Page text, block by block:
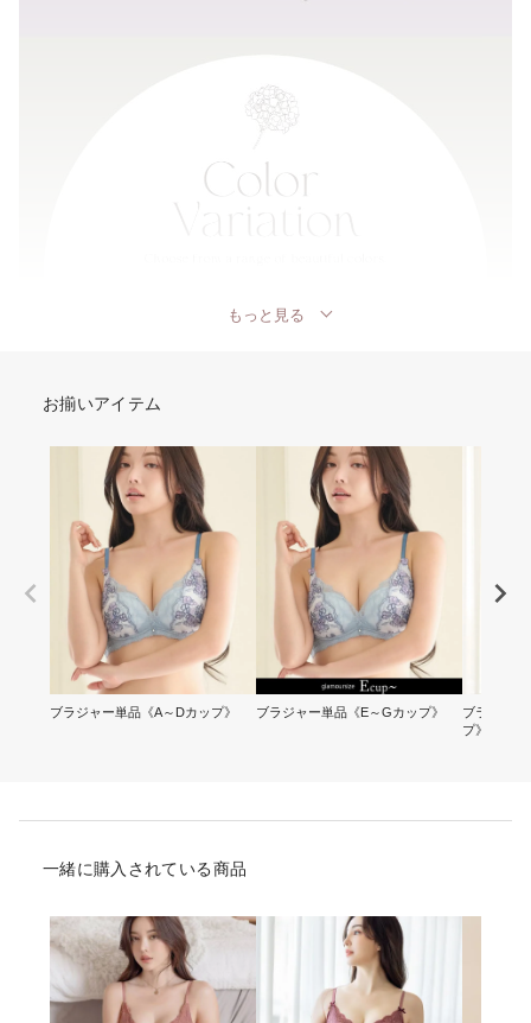
もっと見る
お揃いアイテム
ブラジャー単品《A～Dカップ》 ブラジャー単品《E～Gカップ》
ブラ&ショ
プ》
一緒に購入されている商品